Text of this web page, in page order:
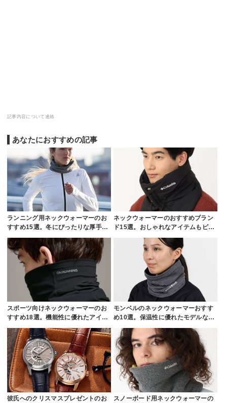
記事内容について連絡
あなたにおすすめの記事
ランニング用ネックウォーマーのお
すすめ15選。冬にぴったりな厚手…
ネックウォーマーのおすすめブラン
ド15選。おしゃれなアイテムもピ…
スポーツ向けネックウォーマーのお
すすめ18選。機能性に優れたアイ…
モンベルのネックウォーマーおすす
め10選。保温性に優れたモデルな…
彼氏へのクリスマスプレゼントのお
スノーボード用ネックウォーマーの